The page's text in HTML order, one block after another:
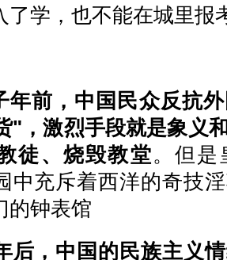
了学，也不能在城里报
年前，中国民众反抗
"，激烈手段就是象义
徒、烧毁教堂。但是
中充斥着西洋的奇技
的钟表馆
后，中国的民族主义